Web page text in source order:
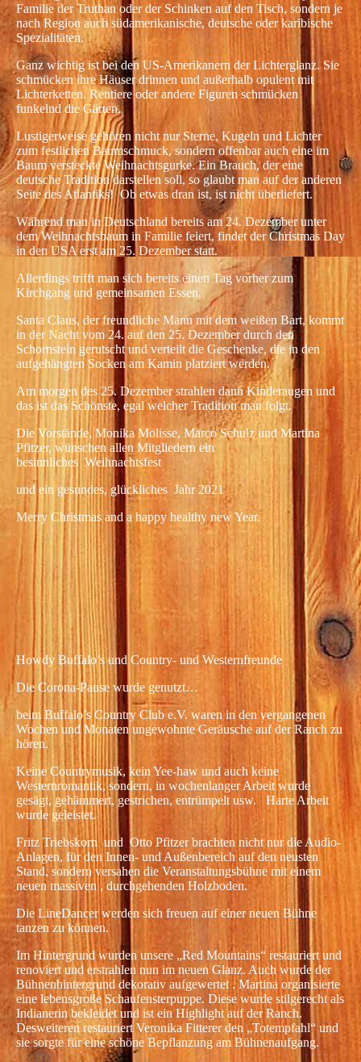
Familie der Truthan oder der Schinken auf den Tisch, sondern je
nach Region auch südamerikanische, deutsche oder karibische
Spezialitäten.
Ganz wichtig ist bei den US-Amerikanern der Lichterglanz. Sie
schmücken ihre Häuser drinnen und außerhalb opulent mit
Lichterketten. Rentiere oder andere Figuren schmücken
funkelnd die Gärten.
Lustigerweise gehören nicht nur Sterne, Kugeln und Lichter
zum festlichen Baumschmuck, sondern offenbar auch eine im
Baum versteckte Weihnachtsgurke. Ein Brauch, der eine
deutsche Tradition darstellen soll, so glaubt man auf der anderen
Seite des Atlantiks! Ob etwas dran ist, ist nicht überliefert.
Während man in Deutschland bereits am 24. Dezember unter
dem Weihnachtsbaum in Familie feiert, findet der Christmas Day
in den USA erst am 25. Dezember statt.
Allerdings trifft man sich bereits einen Tag vorher zum
Kirchgang und gemeinsamen Essen.
Santa Claus, der freundliche Mann mit dem weißen Bart, kommt
in der Nacht vom 24. auf den 25. Dezember durch den
Schornstein gerutscht und verteilt die Geschenke, die in den
aufgehängten Socken am Kamin platziert werden.
Am morgen des 25. Dezember strahlen dann Kinderaugen und
das ist das Schönste, egal welcher Tradition man folgt.
Die Vorstände, Monika Molisse, Marco Schulz und Martina
Pfitzer, wünschen allen Mitgliedern ein
besinnliches Weihnachtsfest
und ein gesundes, glückliches Jahr 2021
Merry Christmas and a happy healthy new Year.
Weinachten
Howdy Buffalo’s und Country- und Westernfreunde
Die Corona-Pause wurde genutzt…
beim Buffalo’s Country Club e.V. waren in den vergangenen
Wochen und Monaten ungewohnte Geräusche auf der Ranch zu
hören.
Keine Countrymusik, kein Yee-haw und auch keine
Westernromantik, sondern, in wochenlanger Arbeit wurde
gesägt, gehämmert, gestrichen, entrümpelt usw. Harte Arbeit
wurde geleistet.
Fritz Triebskorn und Otto Pfitzer brachten nicht nur die Audio-
Anlagen, für den Innen- und Außenbereich auf den neusten
Stand, sondern versahen die Veranstaltungsbühne mit einem
neuen massiven , durchgehenden Holzboden.
Die LineDancer werden sich freuen auf einer neuen Bühne
tanzen zu können.
Im Hintergrund wurden unsere „Red Mountains“ restauriert und
renoviert und erstrahlen nun im neuen Glanz. Auch wurde der
Bühnenhintergrund dekorativ aufgewertet . Martina organisierte
eine lebensgroße Schaufensterpuppe. Diese wurde stilgerecht als
Indianerin bekleidet und ist ein Highlight auf der Ranch.
Desweiteren restauriert Veronika Fitterer den „Totempfahl“ und
sie sorgte für eine schöne Bepflanzung am Bühnenaufgang.